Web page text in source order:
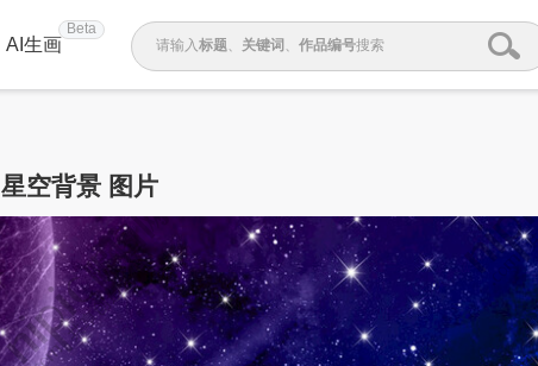
AI生画
Beta
请输入标题、 关键词 、 作品编号搜索
星空背景 图片